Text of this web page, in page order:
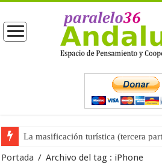
La masificación turística (tercera
Portada / Archivo del tag : iPhone